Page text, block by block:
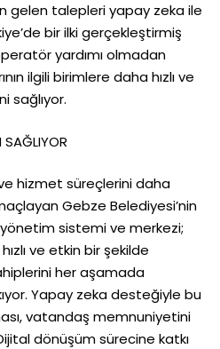
gelen talepleri yapay zeka ile
bir ilki gerçekleştirmiş
yardımı olmadan
ilgili birimlere daha hızlı ve
sağlıyor.
SAĞLIYOR
hizmet süreçlerini daha
Gebze Belediyesi’nin
sistemi ve merkezi;
ve etkin bir şekilde
her aşamada
Yapay zeka desteğiyle bu
vatandaş memnuniyetini
dönüşüm sürecine katkı